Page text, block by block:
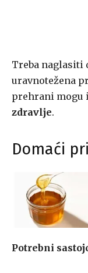
Treba naglasiti
uravnotežena
prehrani mogu
zdravlje.
Domaći
Potrebni